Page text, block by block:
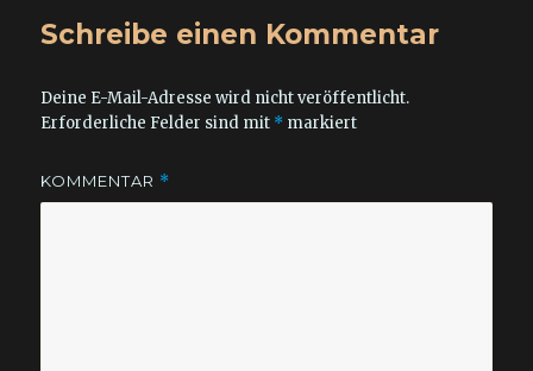
Schreibe einen Kommentar
Deine E-Mail-Adresse wird nicht veröffentlicht.
Erforderliche Felder sind mit * markiert
KOMMENTAR *